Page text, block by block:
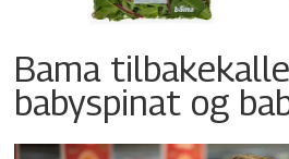
Bama
babyspinat og